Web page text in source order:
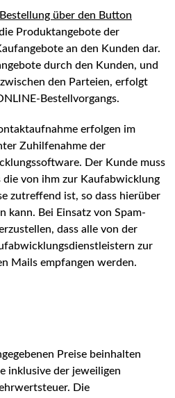
über den Button
Produktangebote der
an den Kunden dar.
durch den Kunden, und
den Parteien, erfolgt
Bestellvorgangs.
erfolgen im
Zuhilfenahme der
Der Kunde muss
die von ihm zur Kaufabwicklung
zutreffend ist, so dass hierüber
kann. Bei Einsatz von Spam-
dass alle von der
zur
Mails empfangen werden.
Preise beinhalten
inklusive der jeweiligen
Die